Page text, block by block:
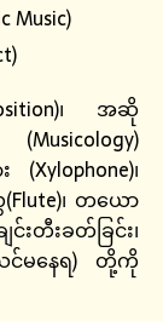
Music)
၊ အဆို
(Xylophone)၊
(Flute)၊ တယော
င်းတီးခတ်ခြင်း၊
င်မနေရ) တို့ကို